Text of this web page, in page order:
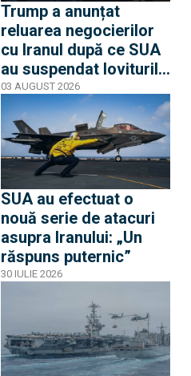
Trump a anunțat
reluarea negocierilor
cu Iranul după ce SUA
au suspendat loviturile
împotriva statului din
Golf
03 AUGUST 2026
SUA au efectuat o
nouă serie de atacuri
asupra Iranului: „Un
răspuns puternic”
30 IULIE 2026